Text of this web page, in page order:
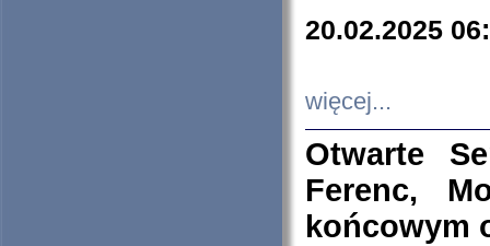
20.02.2025
więcej...
Otwarte
Ferenc,
końcowym